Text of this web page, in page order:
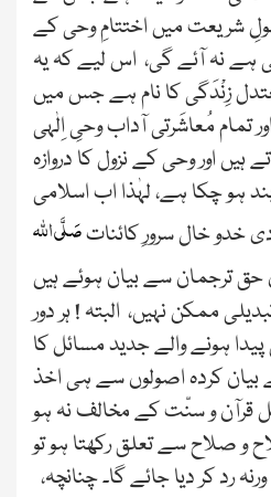
شریعت میں اختتامِ وحی کے
ہے نہ آئے گی، اس لیے کہ یہ
زِنْدَگی کا نام ہے جس میں
تمام مُعاشَرتی آداب وحیِ اِلٰہی
اور وحی کے نزول کا دروازہ
ہو چکا ہے، لہٰذا اب اسلامی
خدو خال سرورِ کائناتصَلَّی اللّٰہ
حق ترجمان سے بیان ہوئے ہیں
ممکن نہیں، البتہ ! ہر دور
ہونے والے جدید مسائل کا
کردہ اصولوں سے ہی اخذ
قرآن و سنّت کے مخالف نہ ہو
و صلاح سے تعلق رکھتا ہو تو
رد کر دیا جائے گا۔ چنانچہ،